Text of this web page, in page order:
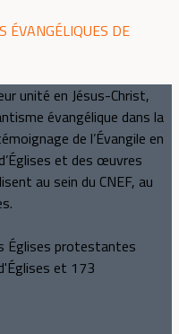
ÉVANGÉLIQUES DE
unité en Jésus-Christ,
évangélique dans la
de l’Évangile en
et des œuvres
au sein du CNEF, au
Églises protestantes
et 173